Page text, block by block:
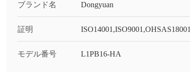
ブランド名 Dongyuan
証明 ISO14001,ISO9001,OHSAS18001
モデル番号 L1PB16-HA